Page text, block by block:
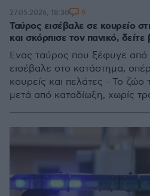
Ταύρος εισέβαλε σε κουρείο
και σκόρπισε τον πανικό, δείτε
Ένας ταύρος που ξέφυγε από
εισέβαλε στο κατάστημα,
κουρείς και πελάτες - Το ζώο
μετά από καταδίωξη, χωρίς
27.05.2026, 18:30 6